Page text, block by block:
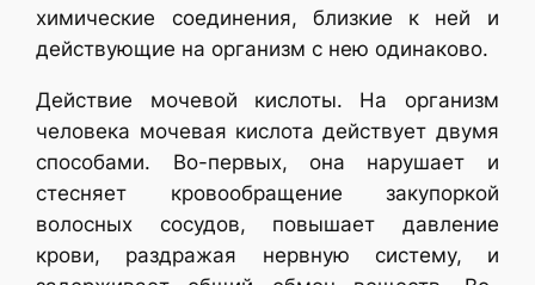
химические соединения, близкие к ней и
действующие на организм с нею одинаково.
Действие мочевой кислоты. На организм
человека мочевая кислота действует двумя
способами. Во-первых, она нарушает и
стесняет кровообращение закупоркой
волосных сосудов, повышает давление
крови, раздражая нервную систему, и